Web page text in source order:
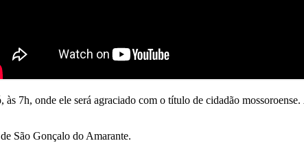
7h, onde ele será agraciado com o título de cidadão
São Gonçalo do Amarante.